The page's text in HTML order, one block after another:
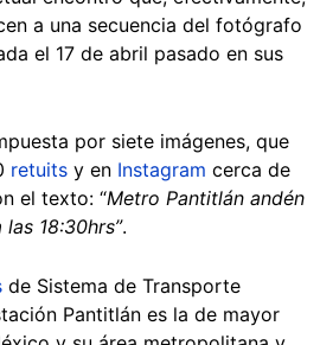
a una secuencia del fotógrafo
el 17 de abril pasado en sus
por siete imágenes, que
retuits y en Instagram cerca de
el texto: “Metro Pantitlán andén
18:30hrs”.
de Sistema de Transporte
Pantitlán es la de mayor